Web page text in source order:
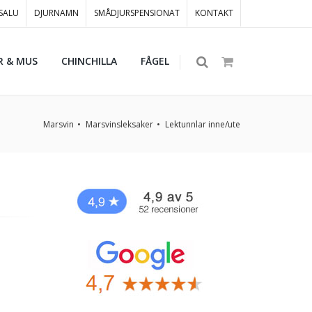
DJURNAMN SMÅDJURSPENSIONAT KONTAKT
& MUS CHINCHILLA FÅGEL
Marsvin Marsvinsleksaker Lektunnlar inne/ute